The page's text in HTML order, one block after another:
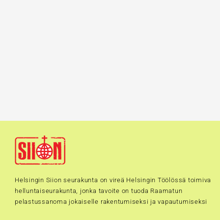
Helsingin Siion seurakunta on vireä Helsingin Töölössä toimiva
helluntaiseurakunta, jonka tavoite on tuoda Raamatun
pelastussanoma jokaiselle rakentumiseksi ja vapautumiseksi